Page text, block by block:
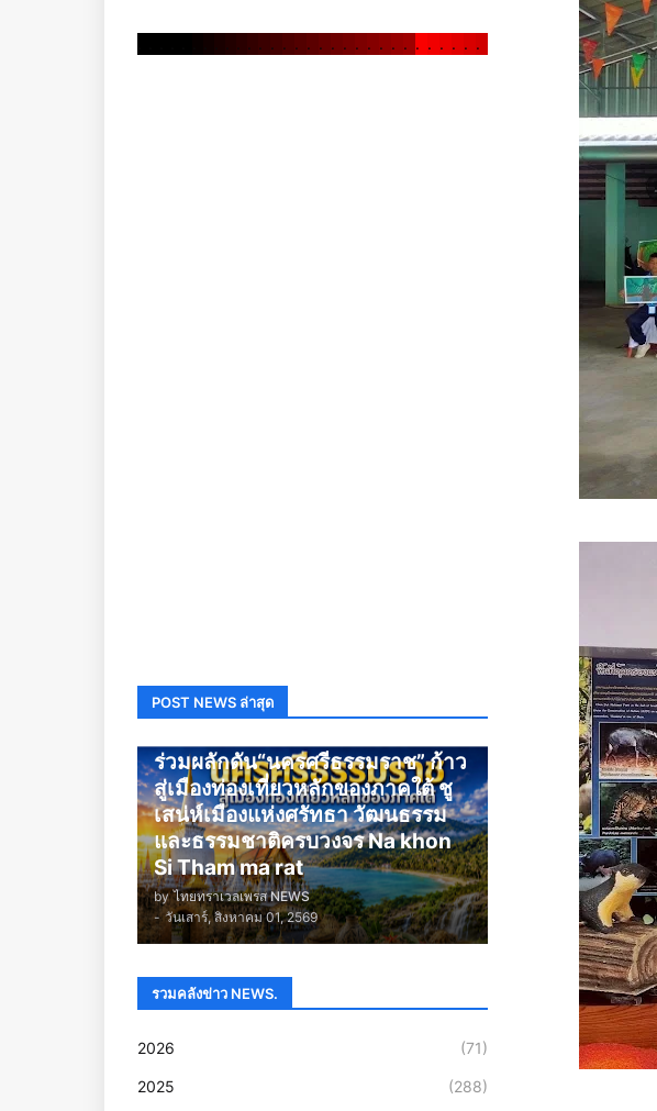
. . . . . . . . . . . . . . . . . . . . .
POST NEWS ล่าสุด
ร่วมผลักดัน“นครศรีธรรมราช” ก้าว
สู่เมืองท่องเที่ยวหลักของภาคใต้ ชู
เสน่ห์เมืองแห่งศรัทธา วัฒนธรรม
และธรรมชาติครบวงจร Na khon
Si Tham ma rat
by ไทยทราเวลเพรส NEWS
- วันเสาร์, สิงหาคม 01, 2569
รวมคลังข่าว NEWS.
2026 (71)
2025 (288)